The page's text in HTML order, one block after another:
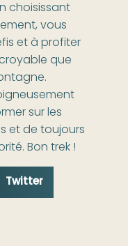
choisissant
vous
et à profiter
que
sur les
et de toujours
Bon trek !
Twitter